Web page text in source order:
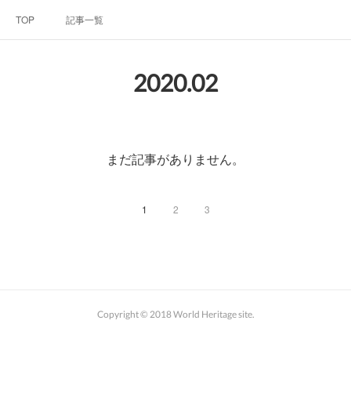
TOP 記事一覧
2020.02
まだ記事がありません。
1 2 3
Copyright © 2018 World Heritage site.